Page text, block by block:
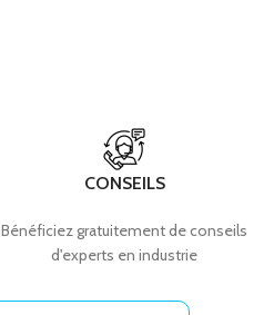
CONSEILS
Bénéficiez gratuitement de conseils
d'experts en industrie